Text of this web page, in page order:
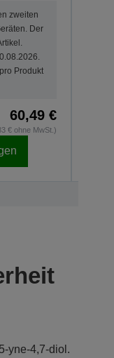
zweiten
Der
Produkt
60,49 €
€ ohne MwSt.)
yne-4,7-diol.